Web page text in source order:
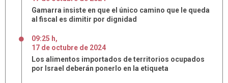
Gamarra insiste en que el único camino que le queda
al fiscal es dimitir por dignidad
09:25 h,
17 de octubre de 2024
Los alimentos importados de territorios ocupados
por Israel deberán ponerlo en la etiqueta